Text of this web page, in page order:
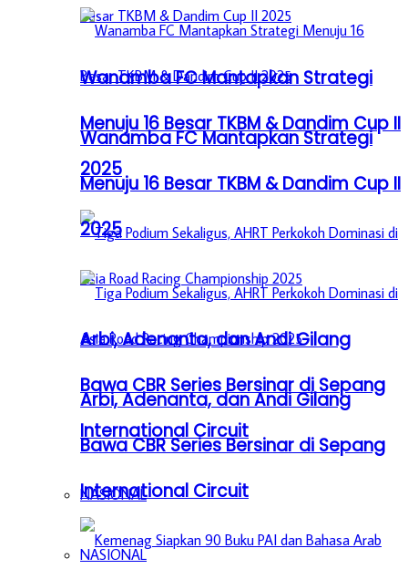
Wanamba FC Mantapkan Strategi
Menuju 16 Besar TKBM & Dandim Cup II
2025
Arbi, Adenanta, dan Andi Gilang
Bawa CBR Series Bersinar di Sepang
International Circuit
NASIONAL
Wanamba FC Mantapkan Strategi
Menuju 16 Besar TKBM & Dandim Cup II
2025
Arbi, Adenanta, dan Andi Gilang
Bawa CBR Series Bersinar di Sepang
International Circuit
NASIONAL